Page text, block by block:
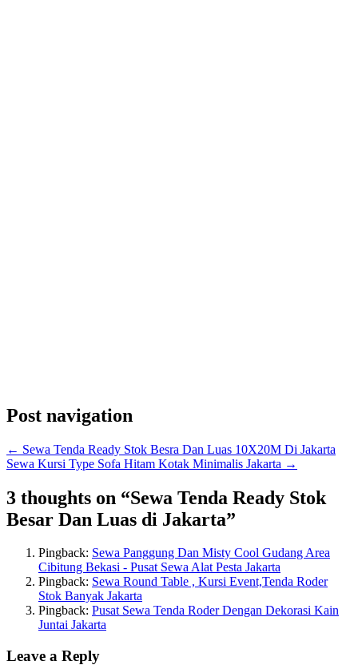
Post navigation
← Sewa Tenda Ready Stok Besra Dan Luas 10X20M Di Jakarta
Sewa Kursi Type Sofa Hitam Kotak Minimalis Jakarta →
3 thoughts on “Sewa Tenda Ready Stok
Besar Dan Luas di Jakarta”
Pingback: Sewa Panggung Dan Misty Cool Gudang Area
Cibitung Bekasi - Pusat Sewa Alat Pesta Jakarta
Pingback: Sewa Round Table , Kursi Event,Tenda Roder
Stok Banyak Jakarta
Pingback: Pusat Sewa Tenda Roder Dengan Dekorasi Kain
Juntai Jakarta
Leave a Reply